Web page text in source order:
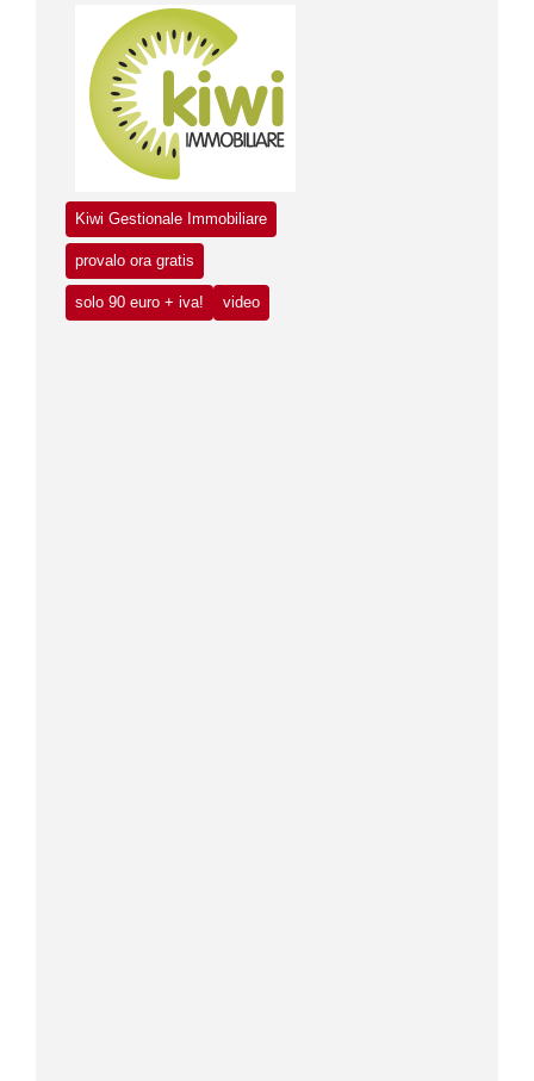
Kiwi Gestionale Immobiliare
provalo ora gratis
solo 90 euro + iva! video